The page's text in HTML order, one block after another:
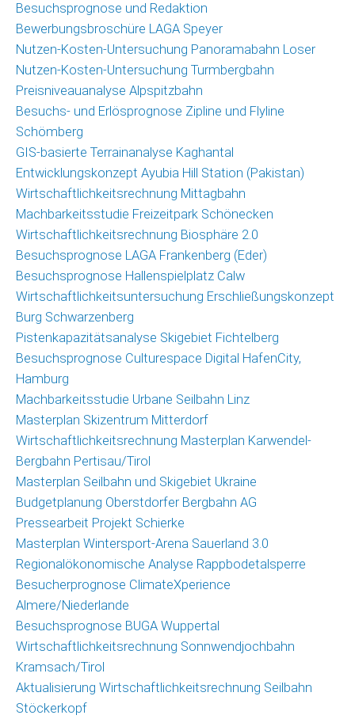
Projekte
Nachrichten
Nachrichtenarchiv
Team
Christoph
Schrahe
Lukas
Melzer
Partnernetzwerk
Kunden
Kontakt
Besuchsprognose und Redaktion
Bewerbungsbroschüre LAGA Speyer
Nutzen-Kosten-Untersuchung Panoramabahn Loser
Nutzen-Kosten-Untersuchung Turmbergbahn
Preisniveauanalyse Alpspitzbahn
Besuchs- und Erlösprognose Zipline und Flyline
Schömberg
GIS-basierte Terrainanalyse Kaghantal
Entwicklungskonzept Ayubia Hill Station (Pakistan)
Wirtschaftlichkeitsrechnung Mittagbahn
Machbarkeitsstudie Freizeitpark Schönecken
Wirtschaftlichkeitsrechnung Biosphäre 2.0
Besuchsprognose LAGA Frankenberg (Eder)
Besuchsprognose Hallenspielplatz Calw
Wirtschaftlichkeitsuntersuchung Erschließungskonzept
Burg Schwarzenberg
Pistenkapazitätsanalyse Skigebiet Fichtelberg
Besuchsprognose Culturespace Digital HafenCity,
Hamburg
Machbarkeitsstudie Urbane Seilbahn Linz
Masterplan Skizentrum Mitterdorf
Wirtschaftlichkeitsrechnung Masterplan Karwendel-
Bergbahn Pertisau/Tirol
Masterplan Seilbahn und Skigebiet Ukraine
Budgetplanung Oberstdorfer Bergbahn AG
Pressearbeit Projekt Schierke
Masterplan Wintersport-Arena Sauerland 3.0
Regionalökonomische Analyse Rappbodetalsperre
Besucherprognose ClimateXperience
Almere/Niederlande
Besuchsprognose BUGA Wuppertal
Wirtschaftlichkeitsrechnung Sonnwendjochbahn
Kramsach/Tirol
Aktualisierung Wirtschaftlichkeitsrechnung Seilbahn
Stöckerkopf